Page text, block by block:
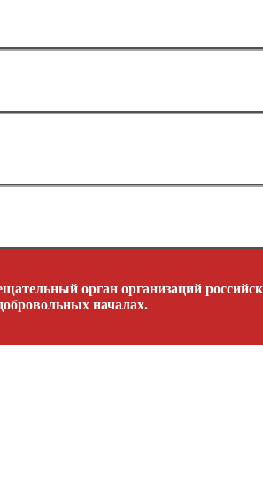
орган организаций
началах.